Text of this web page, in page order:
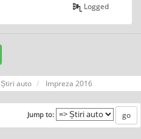
Logged
Știri auto Impreza 2016
Jump to: